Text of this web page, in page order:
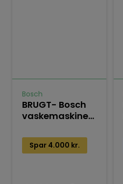
Bosch
BRUGT- Bosch
vaskemaskine
Spar 4.000 kr.